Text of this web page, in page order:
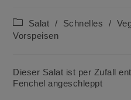
Beitrags-
Kategorie:
Salat / Schnelles /
Vorspeisen
Dieser Salat ist per Zufall
Fenchel angeschleppt